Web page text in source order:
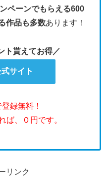
ペーンでもらえる600
作品も多数あります！
ト貰えてお得／
サイト
録無料！
ば、０円です。
リンク